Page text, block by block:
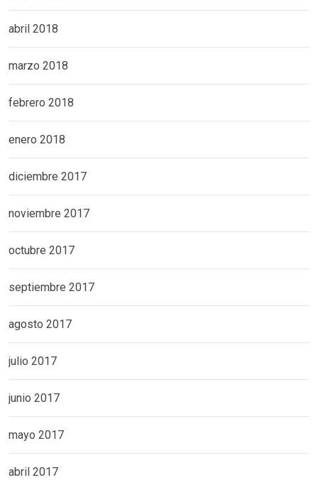
abril 2018
marzo 2018
febrero 2018
enero 2018
diciembre 2017
noviembre 2017
octubre 2017
septiembre 2017
agosto 2017
julio 2017
junio 2017
mayo 2017
abril 2017